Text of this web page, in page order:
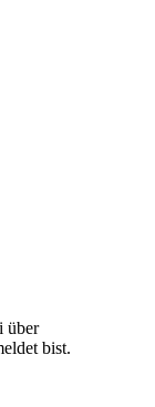
über
bist.